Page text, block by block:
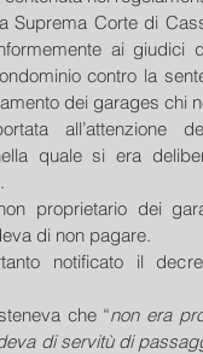
Suprema Corte di
ai
contro la
dei garages chi
all’attenzione
quale si era
proprietario dei
di non pagare.
notificato il
che “non era
di servitù di